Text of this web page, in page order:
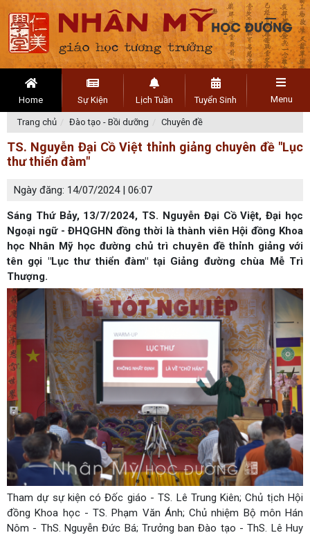
Home Sự Kiện Lịch Tuần Tuyển Sinh Menu
Trang chủ Đào tạo - Bồi dưỡng Chuyên đề
TS. Nguyễn Đại Cồ Việt thỉnh giảng chuyên đề "Lục
thư thiển đàm"
Ngày đăng: 14/07/2024 | 06:07
Sáng Thứ Bảy, 13/7/2024, TS. Nguyễn Đại Cồ Việt, Đại học
Ngoại ngữ - ĐHQGHN đồng thời là thành viên Hội đồng Khoa
học Nhân Mỹ học đường chủ trì chuyên đề thỉnh giảng với
tên gọi "Lục thư thiển đàm" tại Giảng đường chùa Mễ Trì
Thượng.
Tham dự sự kiện có Đốc giáo - TS. Lê Trung Kiên; Chủ tịch Hội
đồng Khoa học - TS. Phạm Văn Ánh; Chủ nhiệm Bộ môn Hán
Nôm - ThS. Nguyễn Đức Bá; Trưởng ban Đào tạo - ThS. Lê Huy